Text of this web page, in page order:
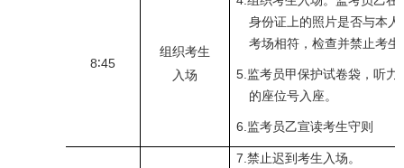
8∶45
组织考生
入场
身份证上的照片是否与本
考场相符，检查并禁止考
5. 监考员甲保护试卷袋，听
的座位号入座。
6. 监考员乙宣读考生守则
7. 禁止迟到考生入场。